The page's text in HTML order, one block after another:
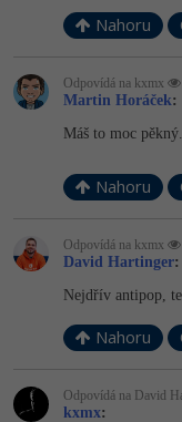
Nahoru
Odpovídá na kxmx
Martin Horáček:
Máš to moc pěkný.
Nahoru
Odpovídá na kxmx
David Hartinger:
Nejdřív antipop,
Nahoru
Odpovídá na David
kxmx: